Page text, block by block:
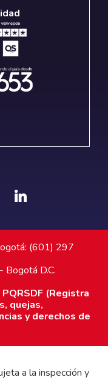
(601) 297
Bogotá D.C.
PQRSDF (Registra
quejas,
y derechos de
a la inspección y